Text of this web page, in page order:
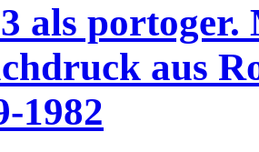
als portoger.
aus
1982